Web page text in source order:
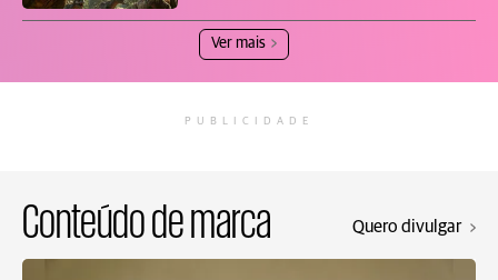
Ver mais
PUBLICIDADE
Conteúdo de marca Quero divulgar